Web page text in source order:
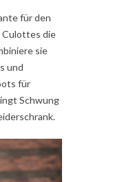
für den
Culottes die
sie
und
für
Schwung